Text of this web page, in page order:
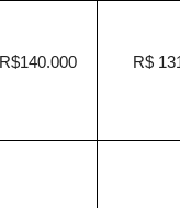
R$140.000 R$